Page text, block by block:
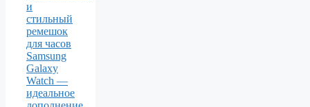
и
стильный
ремешок
для часов
Samsung
Galaxy
Watch —
идеальное